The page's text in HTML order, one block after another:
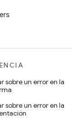
sobre un error en la
sobre un error en la